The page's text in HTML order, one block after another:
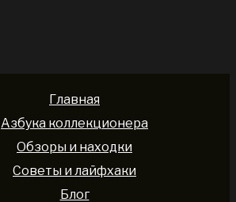
Главная
Азбука коллекционера
Обзоры и находки
Советы и лайфхаки
Блог